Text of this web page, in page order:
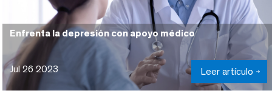
Enfrenta la depresión con apoyo médico
Jul 26 2023 Leer artículo